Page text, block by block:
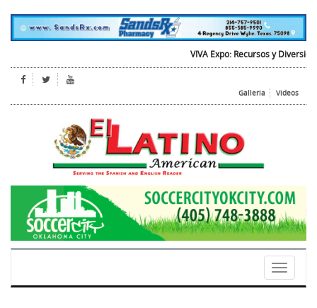
VIVA Expo: Recursos y Diversion
Galleria Videos
Toggle